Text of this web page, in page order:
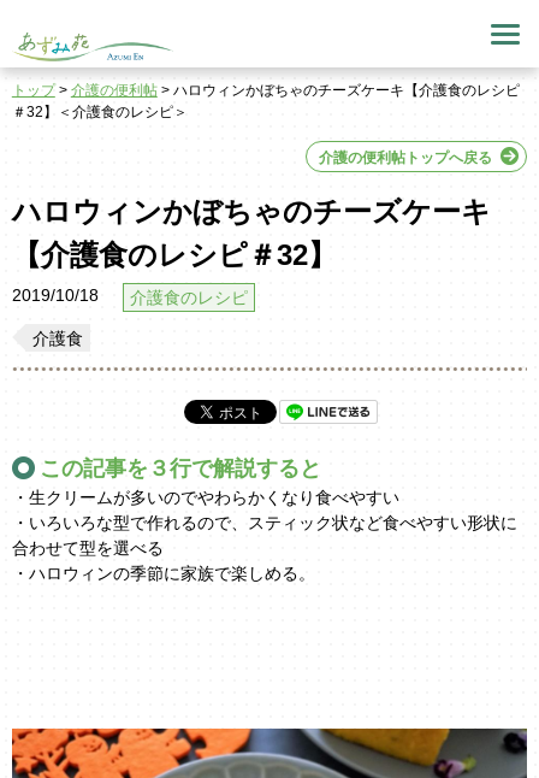
トップ> 介護の便利帖> ハロウィンかぼちゃのチーズケーキ【介護食のレシピ
＃32】＜介護食のレシピ＞
介護の便利帖トップへ戻る
ハロウィンかぼちゃのチーズケーキ
【介護食のレシピ＃32】
2019/10/18 介護食のレシピ
介護食
この記事を３行で解説すると
・生クリームが多いのでやわらかくなり食べやすい
・いろいろな型で作れるので、スティック状など食べやすい形状に
合わせて型を選べる
・ハロウィンの季節に家族で楽しめる。